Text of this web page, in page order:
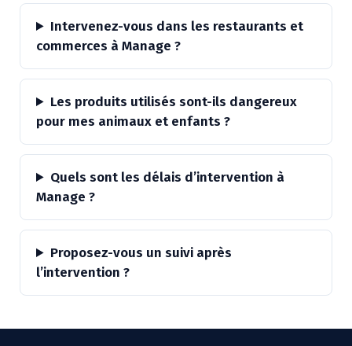
Intervenez-vous dans les restaurants et
commerces à Manage ?
Les produits utilisés sont-ils dangereux
pour mes animaux et enfants ?
Quels sont les délais d’intervention à
Manage ?
Proposez-vous un suivi après
l’intervention ?